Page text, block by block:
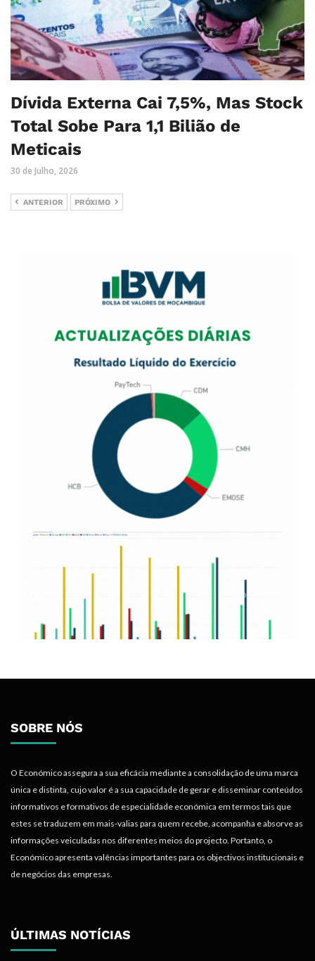
Dívida Externa Cai 7,5%, Mas Stock
Total Sobe Para 1,1 Bilião de
Meticais
30 de Julho, 2026
ANTERIOR PRÓXIMO
SOBRE NÓS
O Económico assegura a sua eficácia mediante a consolidação de uma marca
única e distinta, cujo valor é a sua capacidade de gerar e disseminar conteúdos
informativos e formativos de especialidade económica em termos tais que
estes se traduzem em mais-valias para quem recebe, acompanha e absorve as
informações veiculadas nos diferentes meios do projecto. Portanto, o
Económico apresenta valências importantes para os objectivos institucionais e
de negócios das empresas.
ÚLTIMAS NOTÍCIAS